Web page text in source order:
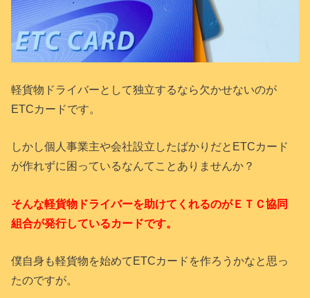
軽貨物ドライバーとして独立するなら欠かせないのが
ETCカードです。
しかし個人事業主や会社設立したばかりだとETCカード
が作れずに困っているなんてことありませんか？
そんな軽貨物ドライバーを助けてくれるのがＥＴＣ協同
組合が発行しているカードです。
僕自身も軽貨物を始めてETCカードを作ろうかなと思っ
たのですが。